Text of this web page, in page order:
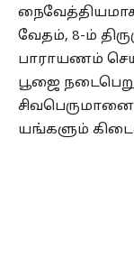
வேதம், 8-ம்
பாராயணம்
பூஜை
சிவபெருமானை
யங்களும்